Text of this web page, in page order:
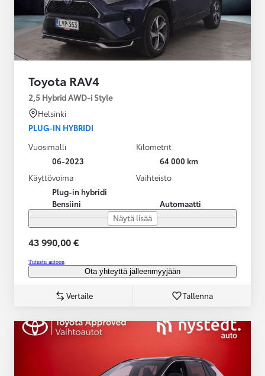
Toyota RAV4
2,5 Hybrid AWD-i Style
Helsinki
PLUG-IN HYBRIDI
Vuosimalli
06-2023
Kilometrit
64 000 km
Käyttövoima
Plug-in hybridi
Bensiini
Vaihteisto
Automaatti
Näytä lisää
43 990,00 €
Tutustu autoon
Ota yhteyttä jälleenmyyjään
Vertaile Tallenna